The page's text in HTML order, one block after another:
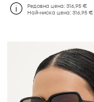
Редовна цена:316,95 €
Най-ниска цена:316,95 €